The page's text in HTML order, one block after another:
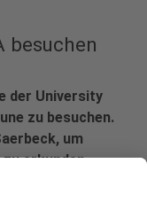
besuchen
der University
zu besuchen.
um
zu erkunden.